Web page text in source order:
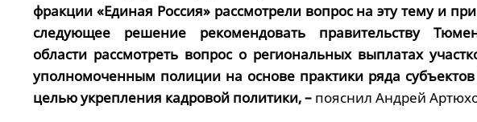
фракции «Единая Россия» рассмотрели вопрос на эту тему и
следующее решение рекомендовать правительству
области рассмотреть вопрос о региональных выплатах
уполномоченным полиции на основе практики ряда
целью укрепления кадровой политики, – пояснил Андрей